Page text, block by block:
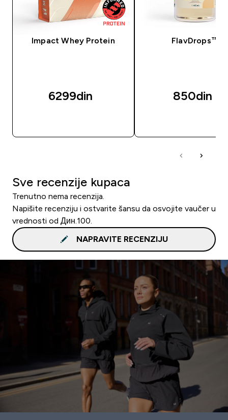
Impact Whey Protein
6299din‎
FlavDrops™
850din‎
Sve recenzije kupaca
Trenutno nema recenzija.
Napišite recenziju i ostvarite šansu da osvojite vaučer u
vrednosti od Дин.100.
NAPRAVITE RECENZIJU